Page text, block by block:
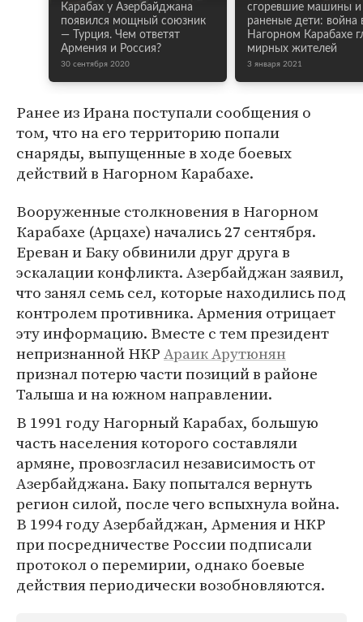
Карабах у Азербайджана
появился мощный союзник
— Турция. Чем ответят
Армения и Россия?
30 сентября 2020
сгоревшие машины и
раненые дети: война
Нагорном Карабахе
мирных жителей
3 января 2021
Ранее из Ирана поступали сообщения о
том, что на его территорию попали
снаряды, выпущенные в ходе боевых
действий в Нагорном Карабахе.
Вооруженные столкновения в Нагорном
Карабахе (Арцахе) начались 27 сентября.
Ереван и Баку обвинили друг друга в
эскалации конфликта. Азербайджан заявил,
что занял семь сел, которые находились под
контролем противника. Армения отрицает
эту информацию. Вместе с тем президент
непризнанной НКРАраик Арутюнян
признал потерю части позиций в районе
Талыша и на южном направлении.
В 1991 году Нагорный Карабах, большую
часть населения которого составляли
армяне, провозгласил независимость от
Азербайджана. Баку попытался вернуть
регион силой, после чего вспыхнула война.
В 1994 году Азербайджан, Армения и НКР
при посредничестве России подписали
протокол о перемирии, однако боевые
действия периодически возобновляются.